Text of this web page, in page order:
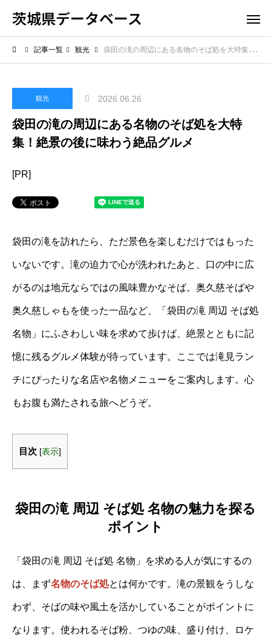
茨城県データベース
記事一覧 観光 袋田の滝の周辺にある名物のそば処を大特集！絶景の後に味わう絶品グルメ
観光 2026.06.26
袋田の滝の周辺にある名物のそば処を大特
集！絶景の後に味わう絶品グルメ
[PR]
袋田の滝を訪れたら、ただ景色を楽しむだけではもった
いないです。滝の迫力で心が洗われたあと、口の中に広
がるのは地元ならではの風味豊かなそば。奥久慈そばや
奥久慈しゃもを使った一品など、「袋田の滝 周辺 そば処
名物」にふさわしい味を求めて歩けば、絶景とともに記
憶に残るグルメ体験が待っています。ここでは滝見ラン
チにぴったりな名店や名物メニューをご案内します。心
もお腹も満たされる旅へどうぞ。
目次 [表示]
袋田の滝 周辺 そば処 名物の魅力を探る
ポイント
「袋田の滝 周辺 そば処 名物」を求める人が気にするの
は、まず名物のそば処とは何かです。滝の景観をうしな
わず、そばの味や風土を活かしていることがポイントに
なります。使われるそば粉、つゆの味、盛り付け、ロケ